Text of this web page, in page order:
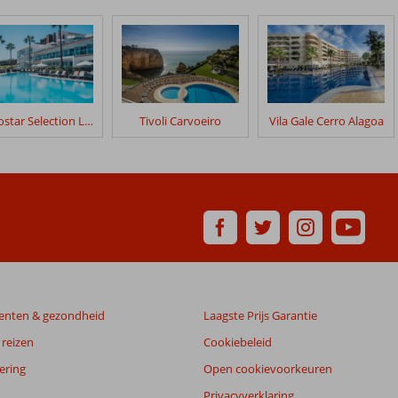
Iberostar Selection Lagos Algarve Tivoli Carvoeiro Vila Gale Cerro Alagoa
& gezondheid
Laagste Prijs Garantie
Cookiebeleid
Open cookievoorkeuren